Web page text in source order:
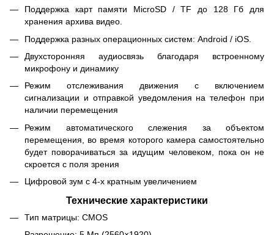
Поддержка карт памяти MicroSD / TF до 128 Гб для
хранения архива видео.
Поддержка разных операционных систем: Android / iOS.
Двухсторонняя аудиосвязь благодаря встроенному
микрофону и динамику
Режим отслеживания движения с включением
сигнализации и отправкой уведомления на телефон при
наличии перемещения
Режим автоматического слежения за объектом
перемещения, во время которого камера самостоятельно
будет поворачиваться за идущим человеком, пока он не
скроется с поля зрения
Цифровой зум с 4-х кратным увеличением
Технические характеристики
Тип матрицы: CMOS